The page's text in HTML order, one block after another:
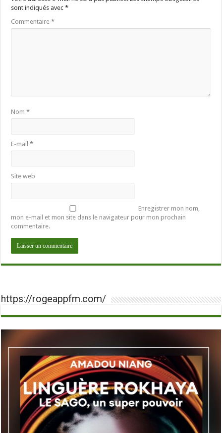
sont indiqués avec*
Commentaire*
Nom*
E-mail*
Site web
Enregistrer mon nom,
mon e-mail et mon site dans le navigateur pour mon prochain
commentaire.
https://rogeappfm.com/